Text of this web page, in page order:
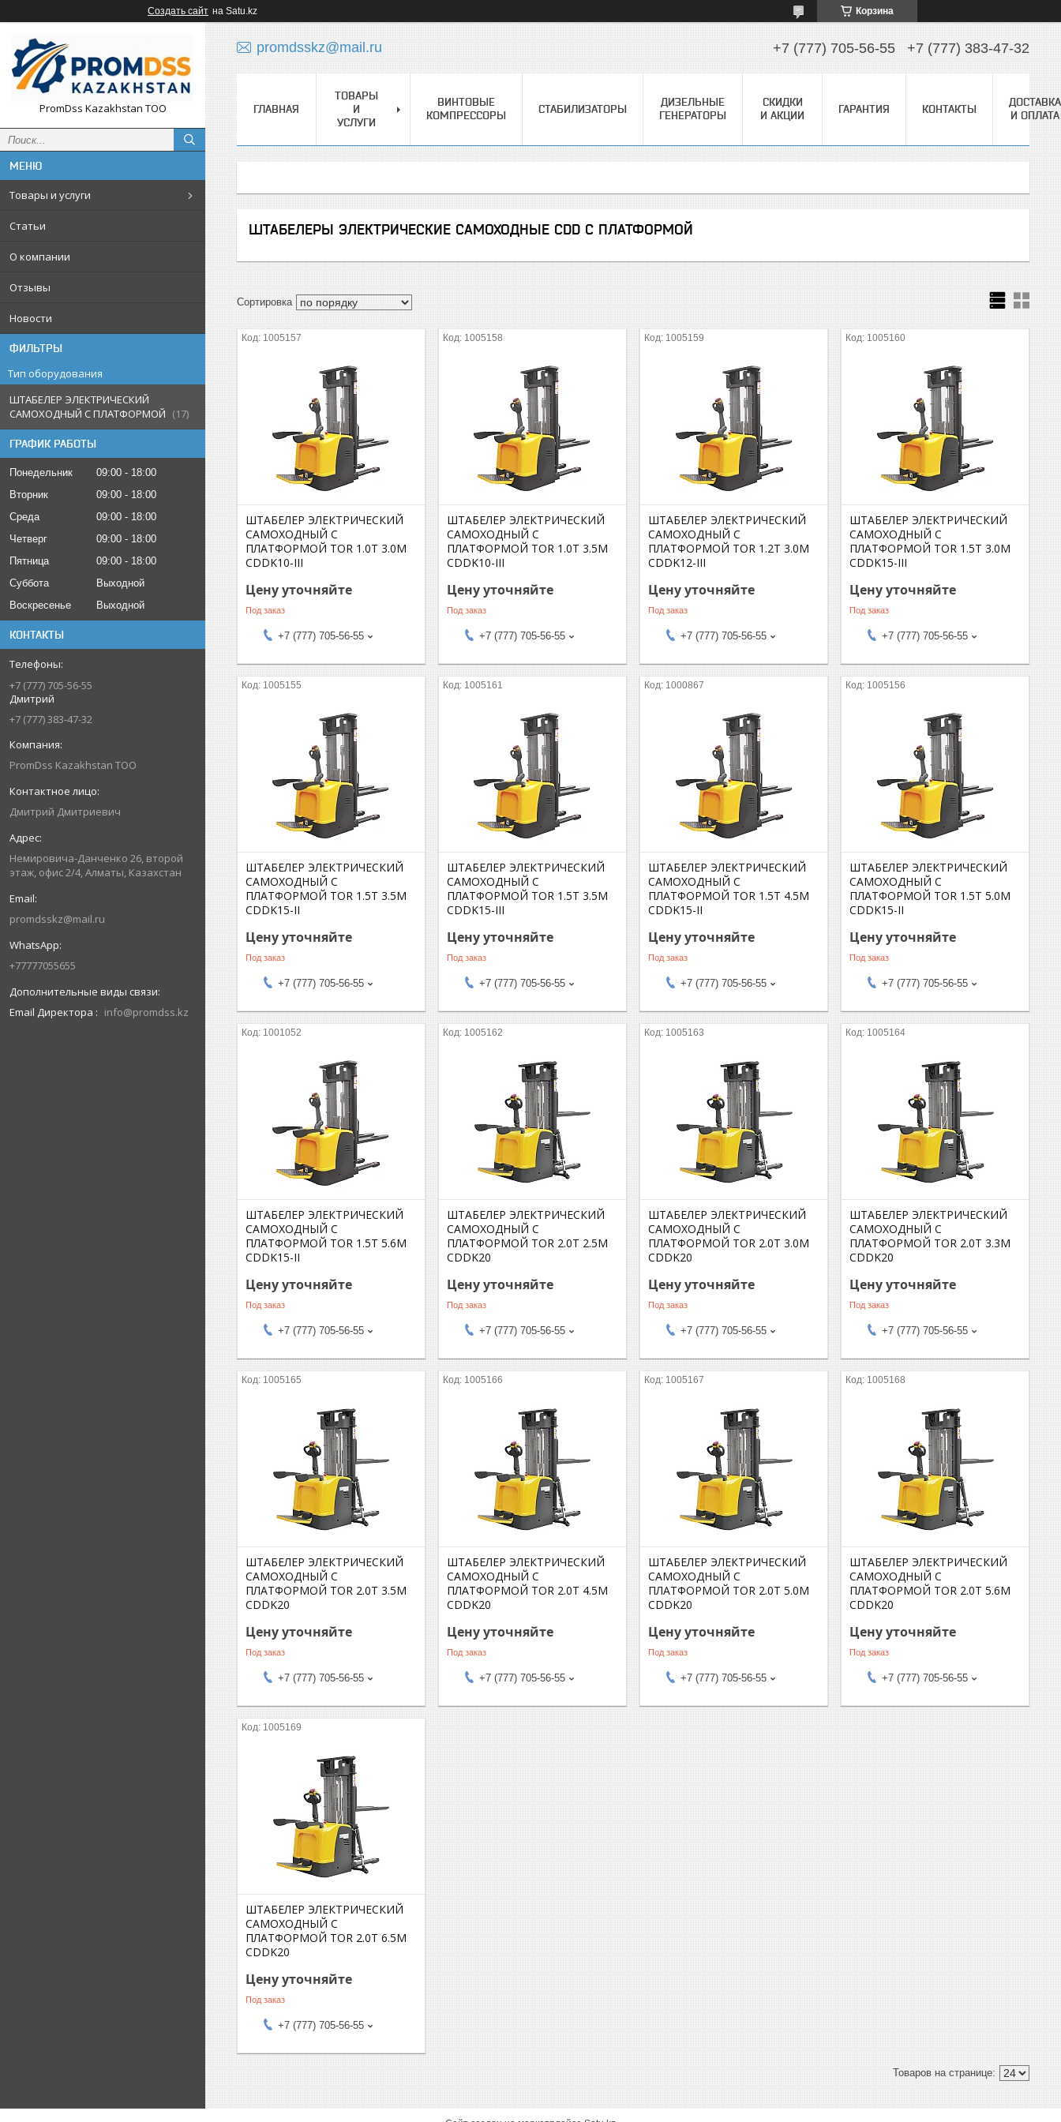
Создать сайт на Satu.kz Корзина
PromDss Kazakhstan TOO
Товары и услуги
Статьи
О компании
Отзывы
Новости
ФИЛЬТРЫ
Тип оборудования
ШТАБЕЛЕР ЭЛЕКТРИЧЕСКИЙ
САМОХОДНЫЙ С ПЛАТФОРМОЙ
17
ГРАФИК РАБОТЫ
Понедельник 09:00
18:00
Вторник
09:00
18:00
Среда
09:00
18:00
Четверг
09:00
18:00
Пятница
09:00
18:00
Суббота
Выходной
Воскресенье
Выходной
КОНТАКТЫ
+7 (777) 705-56-55
Дмитрий
+7 (777) 383-47-32
PromDss Kazakhstan TOO
Дмитрий Дмитриевич
Немировича-Данченко 26, второй
этаж, офис 2/4, Алматы, Казахстан
promdsskz@mail.ru
+77777055655
Email Директора info@promdss.kz
promdsskz@mail.ru +7 (777) 705-56-55 +7 (777) 383-47-32
ГЛАВНАЯ
ТОВАРЫ
И
УСЛУГИ
ВИНТОВЫЕ
КОМПРЕССОРЫ
СТАБИЛИЗАТОРЫ
ДИЗЕЛЬНЫЕ
ГЕНЕРАТОРЫ
СКИДКИ
И АКЦИИ
ГАРАНТИЯ КОНТАКТЫ
ДОСТАВКА
И ОПЛАТА
ШТАБЕЛЕРЫ ЭЛЕКТРИЧЕСКИЕ САМОХОДНЫЕ CDD С ПЛАТФОРМОЙ
1005157
ШТАБЕЛЕР ЭЛЕКТРИЧЕСКИЙ
САМОХОДНЫЙ С
ПЛАТФОРМОЙ TOR 1.0Т 3.0М
CDDK10-III
Цену уточняйте
Под заказ
+7 (777) 705-56-55
1005158
ШТАБЕЛЕР ЭЛЕКТРИЧЕСКИЙ
САМОХОДНЫЙ С
ПЛАТФОРМОЙ TOR 1.0Т 3.5М
CDDK10-III
Цену уточняйте
Под заказ
+7 (777) 705-56-55
1005159
ШТАБЕЛЕР ЭЛЕКТРИЧЕСКИЙ
САМОХОДНЫЙ С
ПЛАТФОРМОЙ TOR 1.2Т 3.0М
CDDK12-III
Цену уточняйте
Под заказ
+7 (777) 705-56-55
1005160
ШТАБЕЛЕР ЭЛЕКТРИЧЕСКИЙ
САМОХОДНЫЙ С
ПЛАТФОРМОЙ TOR 1.5Т 3.0М
CDDK15-III
Цену уточняйте
Под заказ
+7 (777) 705-56-55
1005155
ШТАБЕЛЕР ЭЛЕКТРИЧЕСКИЙ
САМОХОДНЫЙ С
ПЛАТФОРМОЙ TOR 1.5Т 3.5М
CDDK15-II
Цену уточняйте
Под заказ
+7 (777) 705-56-55
1005161
ШТАБЕЛЕР ЭЛЕКТРИЧЕСКИЙ
САМОХОДНЫЙ С
ПЛАТФОРМОЙ TOR 1.5Т 3.5М
CDDK15-III
Цену уточняйте
Под заказ
+7 (777) 705-56-55
1000867
ШТАБЕЛЕР ЭЛЕКТРИЧЕСКИЙ
САМОХОДНЫЙ С
ПЛАТФОРМОЙ TOR 1.5Т 4.5М
CDDK15-II
Цену уточняйте
Под заказ
+7 (777) 705-56-55
1005156
ШТАБЕЛЕР ЭЛЕКТРИЧЕСКИЙ
САМОХОДНЫЙ С
ПЛАТФОРМОЙ TOR 1.5Т 5.0М
CDDK15-II
Цену уточняйте
Под заказ
+7 (777) 705-56-55
1001052
ШТАБЕЛЕР ЭЛЕКТРИЧЕСКИЙ
САМОХОДНЫЙ С
ПЛАТФОРМОЙ TOR 1.5Т 5.6М
CDDK15-II
Цену уточняйте
Под заказ
+7 (777) 705-56-55
1005162
ШТАБЕЛЕР ЭЛЕКТРИЧЕСКИЙ
САМОХОДНЫЙ С
ПЛАТФОРМОЙ TOR 2.0Т 2.5М
CDDK20
Цену уточняйте
Под заказ
+7 (777) 705-56-55
1005163
ШТАБЕЛЕР ЭЛЕКТРИЧЕСКИЙ
САМОХОДНЫЙ С
ПЛАТФОРМОЙ TOR 2.0Т 3.0М
CDDK20
Цену уточняйте
Под заказ
+7 (777) 705-56-55
1005164
ШТАБЕЛЕР ЭЛЕКТРИЧЕСКИЙ
САМОХОДНЫЙ С
ПЛАТФОРМОЙ TOR 2.0Т 3.3М
CDDK20
Цену уточняйте
Под заказ
+7 (777) 705-56-55
1005165
ШТАБЕЛЕР ЭЛЕКТРИЧЕСКИЙ
САМОХОДНЫЙ С
ПЛАТФОРМОЙ TOR 2.0Т 3.5М
CDDK20
Цену уточняйте
Под заказ
+7 (777) 705-56-55
1005166
ШТАБЕЛЕР ЭЛЕКТРИЧЕСКИЙ
САМОХОДНЫЙ С
ПЛАТФОРМОЙ TOR 2.0Т 4.5М
CDDK20
Цену уточняйте
Под заказ
+7 (777) 705-56-55
1005167
ШТАБЕЛЕР ЭЛЕКТРИЧЕСКИЙ
САМОХОДНЫЙ С
ПЛАТФОРМОЙ TOR 2.0Т 5.0М
CDDK20
Цену уточняйте
Под заказ
+7 (777) 705-56-55
1005168
ШТАБЕЛЕР ЭЛЕКТРИЧЕСКИЙ
САМОХОДНЫЙ С
ПЛАТФОРМОЙ TOR 2.0Т 5.6М
CDDK20
Цену уточняйте
Под заказ
+7 (777) 705-56-55
1005169
ШТАБЕЛЕР ЭЛЕКТРИЧЕСКИЙ
САМОХОДНЫЙ С
ПЛАТФОРМОЙ TOR 2.0Т 6.5М
CDDK20
Цену уточняйте
Под заказ
+7 (777) 705-56-55